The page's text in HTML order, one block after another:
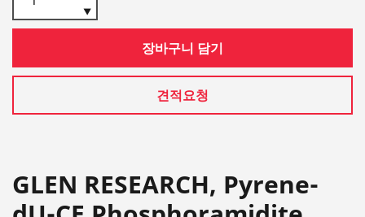
장바구니 담기
견적요청
GLEN RESEARCH, Pyrene-